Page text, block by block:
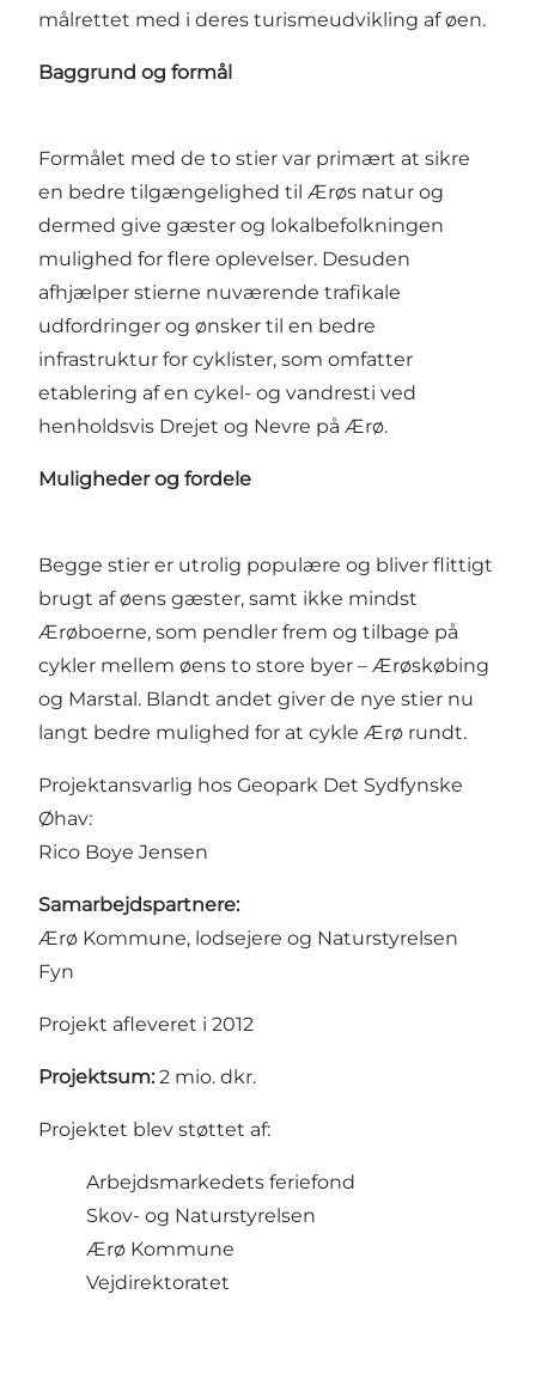
målrettet med i deres turismeudvikling af øen.
Baggrund og formål
Formålet med de to stier var primært at sikre
en bedre tilgængelighed til Ærøs natur og
dermed give gæster og lokalbefolkningen
mulighed for flere oplevelser. Desuden
afhjælper stierne nuværende trafikale
udfordringer og ønsker til en bedre
infrastruktur for cyklister, som omfatter
etablering af en cykel- og vandresti ved
henholdsvis Drejet og Nevre på Ærø.
Muligheder og fordele
Begge stier er utrolig populære og bliver flittigt
brugt af øens gæster, samt ikke mindst
Ærøboerne, som pendler frem og tilbage på
cykler mellem øens to store byer – Ærøskøbing
og Marstal. Blandt andet giver de nye stier nu
langt bedre mulighed for at cykle Ærø rundt.
Projektansvarlig hos Geopark Det Sydfynske
Øhav:
Rico Boye Jensen
Samarbejdspartnere:
Ærø Kommune, lodsejere og Naturstyrelsen
Fyn
Projekt afleveret i 2012
Projektsum: 2 mio. dkr.
Projektet blev støttet af:
Arbejdsmarkedets feriefond
Skov- og Naturstyrelsen
Ærø Kommune
Vejdirektoratet